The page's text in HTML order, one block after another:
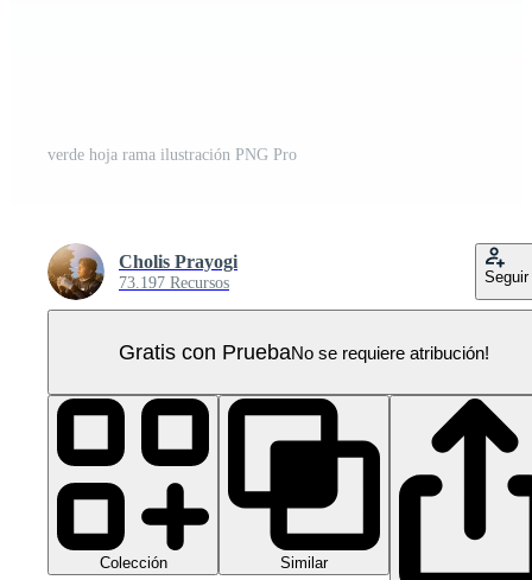
verde hoja rama ilustración PNG Pro
Cholis Prayogi
73.197 Recursos Seguir
Gratis con PruebaNo se requiere atribución!
Colección Similar